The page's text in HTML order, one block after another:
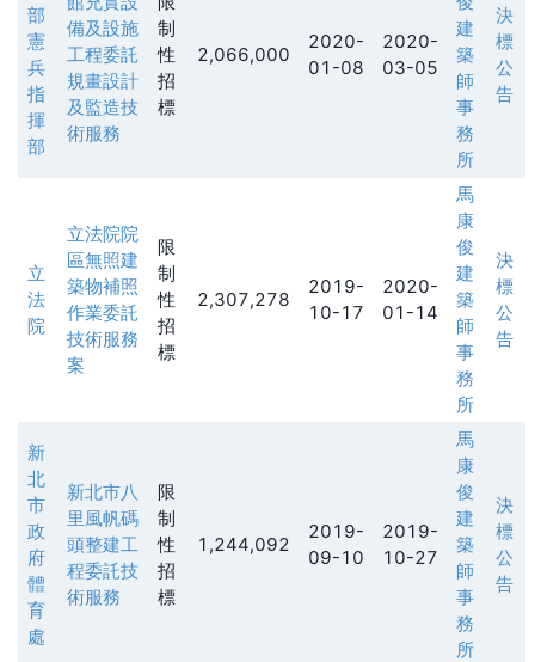
部
憲
兵
指
揮
部
備及設施
工程委託
規畫設計
及監造技
術服務
制
性
招
標
2,066,000
2020-
01-08
2020-
03-05
建
築
師
事
務
所
決
標
公
告
立
法
院
立法院院
區無照建
築物補照
作業委託
技術服務
案
限
制
性
招
標
2,307,278
2019-
10-17
2020-
01-14
馬
康
俊
建
築
師
事
務
所
決
標
公
告
新
北
市
政
府
體
育
處
新北市八
里風帆碼
頭整建工
程委託技
術服務
限
制
性
招
標
1,244,092
2019-
09-10
2019-
10-27
馬
康
俊
建
築
師
事
務
所
決
標
公
告